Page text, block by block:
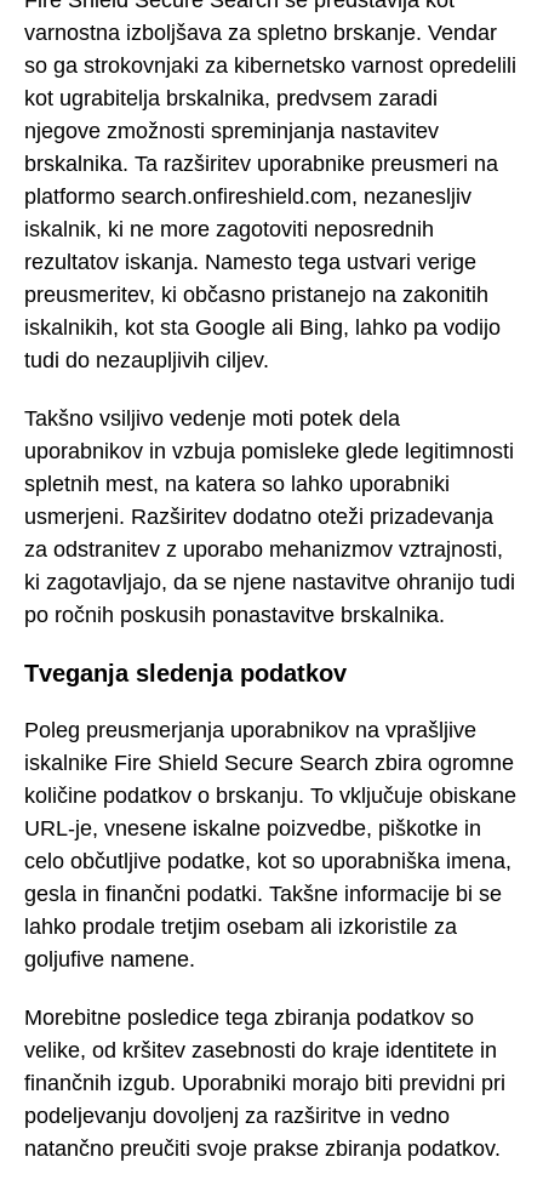
varnostna izboljšava za spletno brskanje. Vendar
so ga strokovnjaki za kibernetsko varnost opredelili
kot ugrabitelja brskalnika, predvsem zaradi
njegove zmožnosti spreminjanja nastavitev
brskalnika. Ta razširitev uporabnike preusmeri na
platformo search.onfireshield.com, nezanesljiv
iskalnik, ki ne more zagotoviti neposrednih
rezultatov iskanja. Namesto tega ustvari verige
preusmeritev, ki občasno pristanejo na zakonitih
iskalnikih, kot sta Google ali Bing, lahko pa vodijo
tudi do nezaupljivih ciljev.
Takšno vsiljivo vedenje moti potek dela
uporabnikov in vzbuja pomisleke glede legitimnosti
spletnih mest, na katera so lahko uporabniki
usmerjeni. Razširitev dodatno oteži prizadevanja
za odstranitev z uporabo mehanizmov vztrajnosti,
ki zagotavljajo, da se njene nastavitve ohranijo tudi
po ročnih poskusih ponastavitve brskalnika.
Tveganja sledenja podatkov
Poleg preusmerjanja uporabnikov na vprašljive
iskalnike Fire Shield Secure Search zbira ogromne
količine podatkov o brskanju. To vključuje obiskane
URL-je, vnesene iskalne poizvedbe, piškotke in
celo občutljive podatke, kot so uporabniška imena,
gesla in finančni podatki. Takšne informacije bi se
lahko prodale tretjim osebam ali izkoristile za
goljufive namene.
Morebitne posledice tega zbiranja podatkov so
velike, od kršitev zasebnosti do kraje identitete in
finančnih izgub. Uporabniki morajo biti previdni pri
podeljevanju dovoljenj za razširitve in vedno
natančno preučiti svoje prakse zbiranja podatkov.